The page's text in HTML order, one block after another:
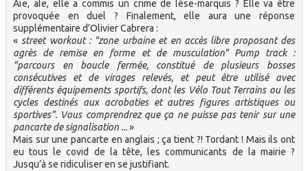
Aïe, aÏe, elle a commis un crime de lèse-marquis ? Elle va être
provoquée en duel ? Finalement, elle aura une réponse
supplémentaire d’Olivier Cabrera :
« street workout : "zone urbaine et en accès libre proposant des
agrès de remise en forme et de musculation" Pump track :
"parcours en boucle fermée, constitué de plusieurs bosses
consécutives et de virages relevés, et peut être utilisé avec
différents équipements sportifs, dont les Vélo Tout Terrains ou les
cycles destinés aux acrobaties et autres figures artistiques ou
sportives". Vous comprendrez que ça ne puisse pas tenir sur une
pancarte de signalisation ...»
Mais sur une pancarte en anglais ; ça tient ?! Tordant ! Mais ils ont
eu tous le covid de la tête, les communicants de la mairie ?
Jusqu’à se ridiculiser en se justifiant.